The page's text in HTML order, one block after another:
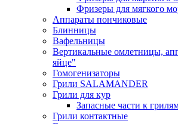
Фризеры для мягкого
Аппараты пончиковые
Блинницы
Вафельницы
Вертикальные омлетницы,
яйце"
Гомогенизаторы
Грили SALAMANDER
Грили для кур
Запасные части к
Грили контактные